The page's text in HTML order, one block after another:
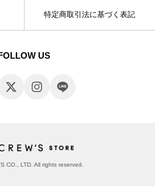
特定商取引法に基づく表記
US
CO., LTD. All rights reserved.